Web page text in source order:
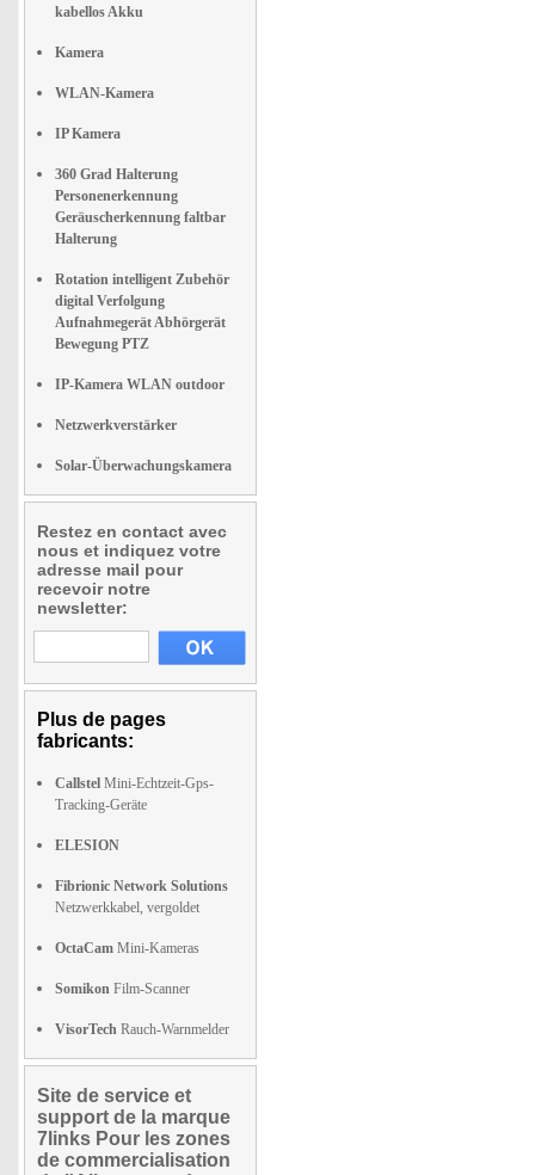
kabellos Akku
Kamera
WLAN-Kamera
IP Kamera
360 Grad Halterung
Personenerkennung
Geräuscherkennung faltbar
Halterung
Rotation intelligent Zubehör
digital Verfolgung
Aufnahmegerät Abhörgerät
Bewegung PTZ
IP-Kamera WLAN outdoor
Netzwerkverstärker
Solar-Überwachungskamera
Restez en contact avec
nous et indiquez votre
adresse mail pour
recevoir notre
newsletter:
Plus de pages
fabricants:
Callstel Mini-Echtzeit-Gps-
Tracking-Geräte
ELESION
Fibrionic Network Solutions
Netzwerkkabel, vergoldet
OctaCam Mini-Kameras
Somikon Film-Scanner
VisorTech Rauch-Warnmelder
Site de service et
support de la marque
7links Pour les zones
de commercialisation